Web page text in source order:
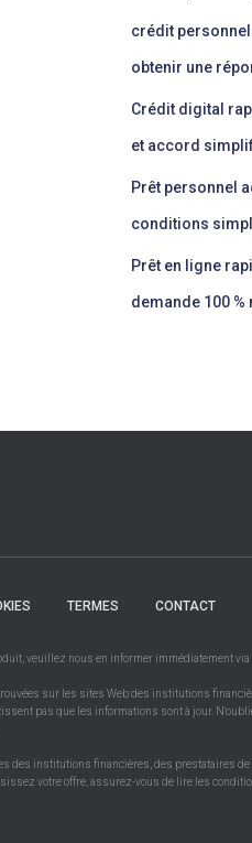
crédit
obtenir une
Crédit digital
et accord
Prêt personnel
conditions
Prêt en ligne
demande 100
TERMES CONTACT
veuillez nous en informer immédiatement via
sur les sites Web des institutions
pas que les informations sont à jour.
des institutions financières, des prestataires de
votre offre, assurez-vous de lire les